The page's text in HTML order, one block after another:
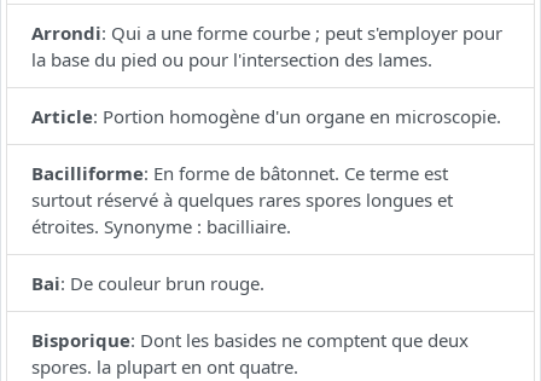
Arrondi: Qui a une forme courbe ; peut s'employer pour
la base du pied ou pour l'intersection des lames.
Article: Portion homogène d'un organe en microscopie.
Bacilliforme: En forme de bâtonnet. Ce terme est
surtout réservé à quelques rares spores longues et
étroites. Synonyme : bacilliaire.
Bai: De couleur brun rouge.
Bisporique: Dont les basides ne comptent que deux
spores. la plupart en ont quatre.